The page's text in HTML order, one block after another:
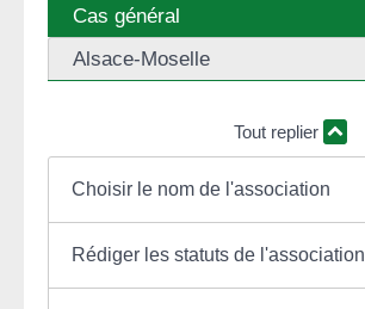
Cas général
Alsace-Moselle
Tout replier
Choisir le nom de l'association
Rédiger les statuts de l'association